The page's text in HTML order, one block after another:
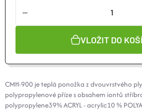
VLOŽIT DO
CMH-900 je teplá ponožka z dvouvrstvého
polypropylenové příze s obsahem iontů
polypropylene39% ACRYL - acrylic10 %